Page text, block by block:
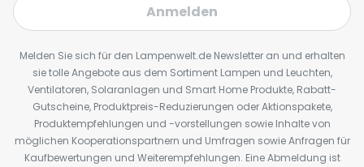
Anmelden
Melden Sie sich für den Lampenwelt.de Newsletter an und erhalten
sie tolle Angebote aus dem Sortiment Lampen und Leuchten,
Ventilatoren, Solaranlagen und Smart Home Produkte, Rabatt-
Gutscheine, Produktpreis-Reduzierungen oder Aktionspakete,
Produktempfehlungen und -vorstellungen sowie Inhalte von
möglichen Kooperationspartnern und Umfragen sowie Anfragen für
Kaufbewertungen und Weiterempfehlungen. Eine Abmeldung ist